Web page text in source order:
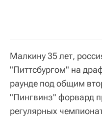
Малкину 35 лет,
"Питтсбургом" на
раунде под общим
"Пингвинз" форвард
регулярных